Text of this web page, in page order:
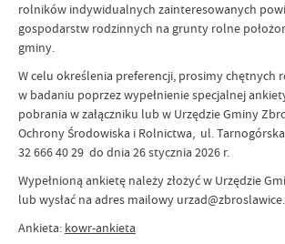
rolników indywidualnych zainteresowanych
gospodarstw rodzinnych na grunty rolne
gminy.
W celu określenia preferencji, prosimy chętnych
w badaniu poprzez wypełnienie specjalnej
pobrania w załączniku lub w Urzędzie Gminy
Ochrony Środowiska i Rolnictwa, ul.
32 666 40 29 do dnia 26 stycznia 2026 r.
Wypełnioną ankietę należy złożyć w Urzędzie
lub wysłać na adres mailowy
Ankieta: kowr-ankieta